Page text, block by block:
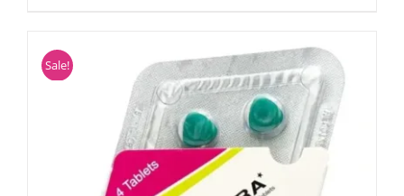
Sale!